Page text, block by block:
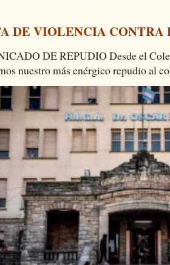
DE VIOLENCIA
DE REPUDIO Desde el
nuestro más enérgico repudio al